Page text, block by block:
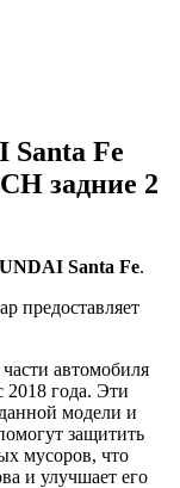
Santa Fe
задние 2
Santa Fe.
предоставляет
автомобиля
года. Эти
модели и
защитить
мусоров, что
и улучшает его